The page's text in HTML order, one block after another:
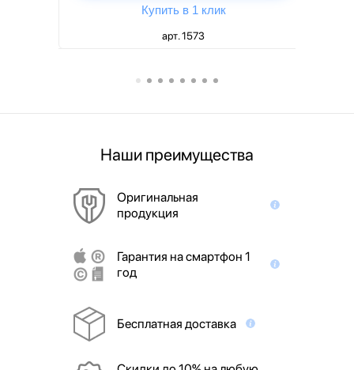
Купить в 1 клик
арт. 1573
Наши преимущества
Оригинальная
продукция
Гарантия на смартфон 1
год
Бесплатная доставка